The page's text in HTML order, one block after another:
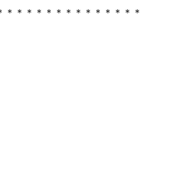
＊＊＊＊＊＊＊＊＊＊＊＊＊